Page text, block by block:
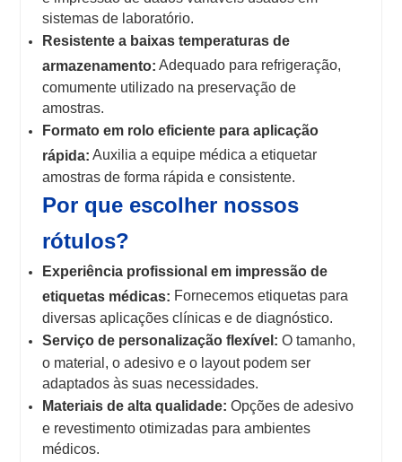
sistemas de laboratório.
Resistente a baixas temperaturas de
armazenamento: Adequado para refrigeração,
comumente utilizado na preservação de
amostras.
Formato em rolo eficiente para aplicação
rápida: Auxilia a equipe médica a etiquetar
amostras de forma rápida e consistente.
Por que escolher nossos
rótulos?
Experiência profissional em impressão de
etiquetas médicas: Fornecemos etiquetas para
diversas aplicações clínicas e de diagnóstico.
Serviço de personalização flexível:O tamanho,
o material, o adesivo e o layout podem ser
adaptados às suas necessidades.
Materiais de alta qualidade:Opções de adesivo
e revestimento otimizadas para ambientes
médicos.